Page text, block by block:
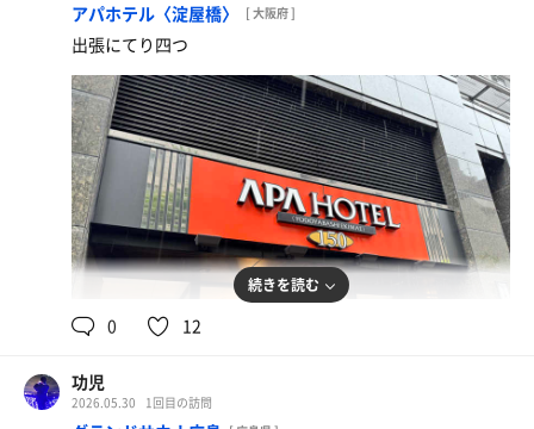
アパホテル〈淀屋橋〉 [ 大阪府 ]
出張にてり四つ
続きを読む
0 12
功児
2026.05.30 1回目の訪問